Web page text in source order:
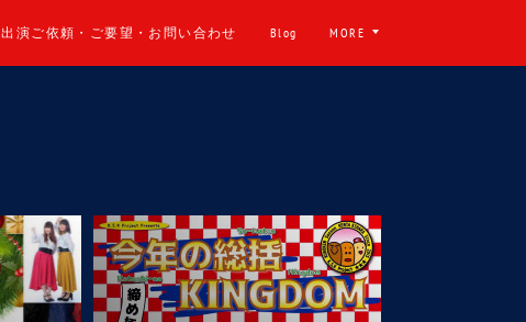
出演ご依頼・ご要望・お問い合わせ Blog MORE